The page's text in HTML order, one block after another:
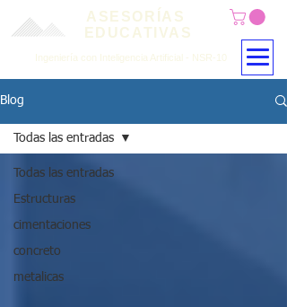
ASESORÍAS
EDUCATIVAS
Ingeniería con Inteligencia Artificial - NSR-10
Blog
Todas las entradas
Estructuras
cimentaciones
concreto
metalicas
Todas las entradas